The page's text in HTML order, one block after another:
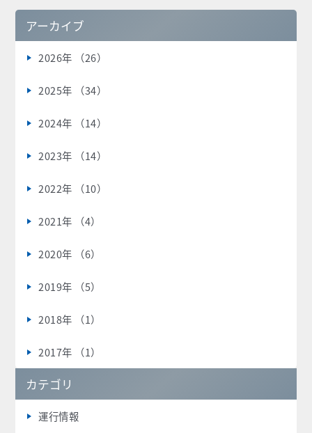
アーカイブ
2026年 （26）
2025年 （34）
2024年 （14）
2023年 （14）
2022年 （10）
2021年 （4）
2020年 （6）
2019年 （5）
2018年 （1）
2017年 （1）
カテゴリ
運行情報